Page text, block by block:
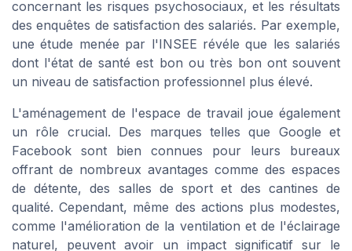
concernant les risques psychosociaux, et les résultats
des enquêtes de satisfaction des salariés. Par exemple,
une étude menée par l'INSEE révéle que les salariés
dont l'état de santé est bon ou très bon ont souvent
un niveau de satisfaction professionnel plus élevé.
L'aménagement de l'espace de travail joue également
un rôle crucial. Des marques telles que Google et
Facebook sont bien connues pour leurs bureaux
offrant de nombreux avantages comme des espaces
de détente, des salles de sport et des cantines de
qualité. Cependant, même des actions plus modestes,
comme l'amélioration de la ventilation et de l'éclairage
naturel, peuvent avoir un impact significatif sur le